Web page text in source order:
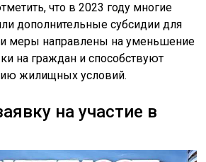
что в 2023 году многие
дополнительные субсидии для
меры направлены на уменьшение
на граждан и способствуют
жилищных условий.
на участие в